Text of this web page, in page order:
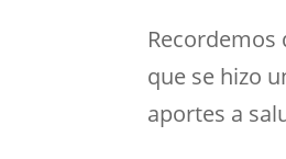
que se hizo
aportes a